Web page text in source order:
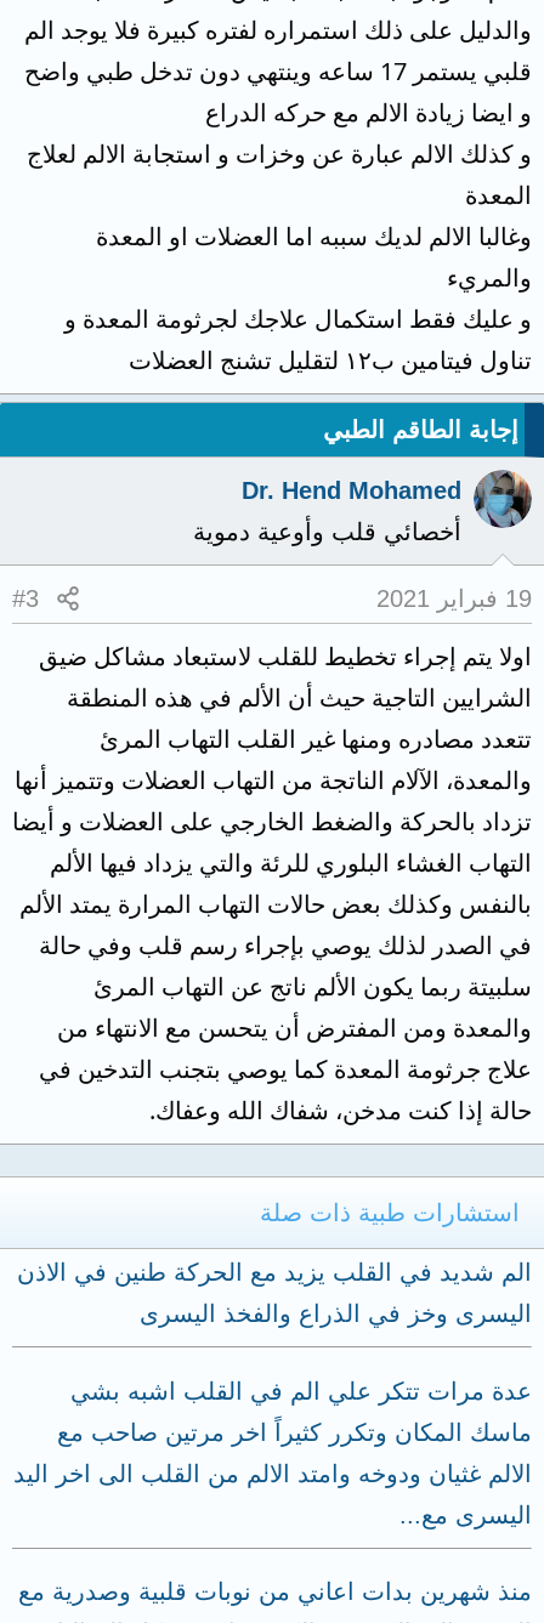
والدليل على ذلك استمراره لفتره كبيرة فلا يوجد الم
قلبي يستمر 17 ساعه وينتهي دون تدخل طبي واضح
و ايضا زيادة الالم مع حركه الدراع
و كذلك الالم عبارة عن وخزات و استجابة الالم لعلاج
المعدة
وغالبا الالم لديك سببه اما العضلات او المعدة
والمريء
و عليك فقط استكمال علاجك لجرثومة المعدة و
تناول فيتامين ب١٢ لتقليل تشنج العضلات
إجابة الطاقم الطبي
Dr. Hend Mohamed
أخصائي قلب وأوعية دموية
19 فبراير 2021 #3
اولا يتم إجراء تخطيط للقلب لاستبعاد مشاكل ضيق
الشرايين التاجية حيث أن الألم في هذه المنطقة
تتعدد مصادره ومنها غير القلب التهاب المرئ
والمعدة، الآلام الناتجة من التهاب العضلات وتتميز أنها
تزداد بالحركة والضغط الخارجي على العضلات و أيضا
التهاب الغشاء البلوري للرئة والتي يزداد فيها الألم
بالنفس وكذلك بعض حالات التهاب المرارة يمتد الألم
في الصدر لذلك يوصي بإجراء رسم قلب وفي حالة
سلبيتة ربما يكون الألم ناتج عن التهاب المرئ
والمعدة ومن المفترض أن يتحسن مع الانتهاء من
علاج جرثومة المعدة كما يوصي بتجنب التدخين في
حالة إذا كنت مدخن، شفاك الله وعفاك.
استشارات طبية ذات صلة
الم شديد في القلب يزيد مع الحركة طنين في الاذن
اليسرى وخز في الذراع والفخذ اليسرى
عدة مرات تتكر علي الم في القلب اشبه بشي
ماسك المكان وتكرر كثيراً اخر مرتين صاحب مع
الالم غثيان ودوخه وامتد الالم من القلب الى اخر اليد
اليسرى مع...
منذ شهرين بدات اعاني من نوبات قلبية وصدرية مع